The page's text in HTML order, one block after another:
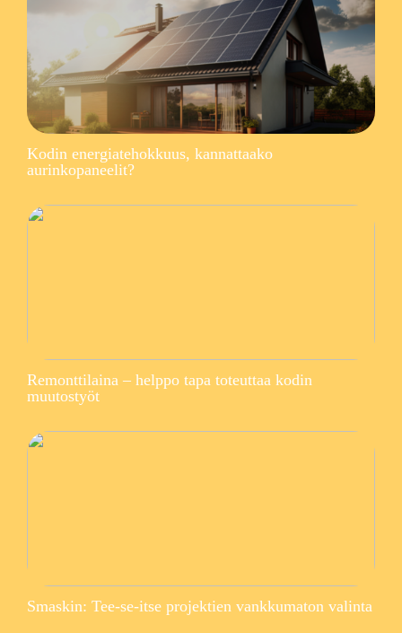
Kodin energiatehokkuus, kannattaako
aurinkopaneelit?
Remonttilaina – helppo tapa toteuttaa kodin
muutostyöt
Smaskin: Tee-se-itse projektien vankkumaton valinta